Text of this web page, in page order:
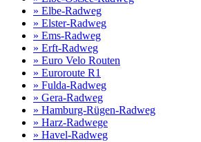
» Elbe-Radweg
» Elster-Radweg
» Ems-Radweg
» Erft-Radweg
» Euro Velo Routen
» Euroroute R1
» Fulda-Radweg
» Gera-Radweg
» Hamburg-Rügen-Radweg
» Harz-Radwege
» Havel-Radweg